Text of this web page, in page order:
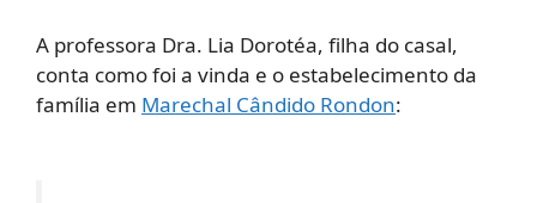
A professora Dra. Lia Dorotéa, filha do casal,
conta como foi a vinda e o estabelecimento da
família em Marechal Cândido Rondon: